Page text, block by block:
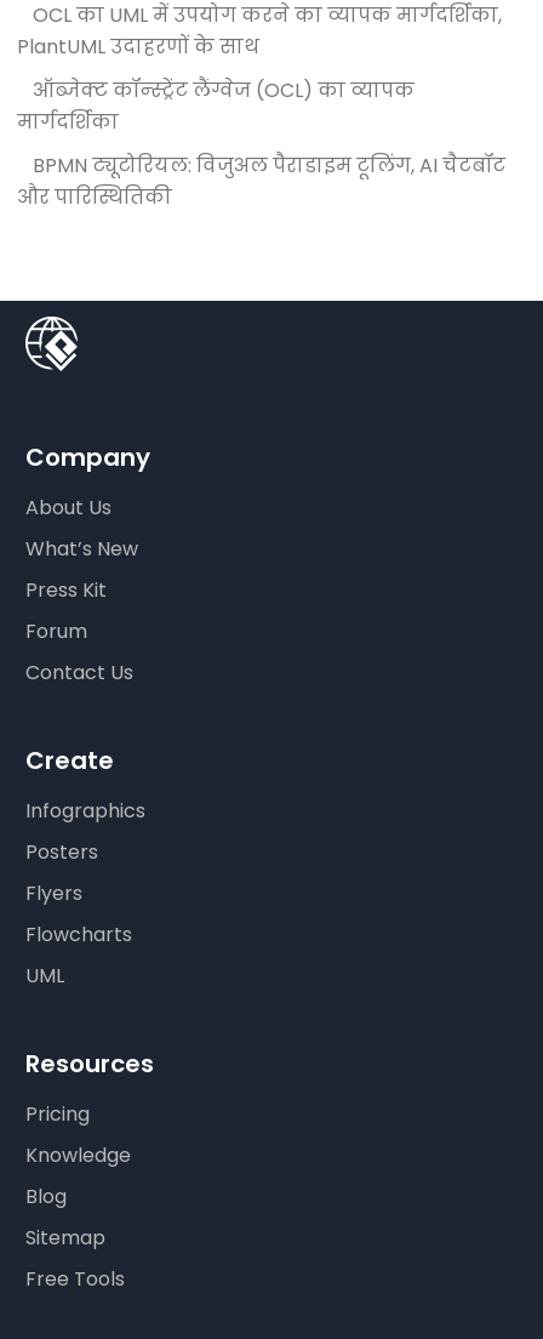
OCL का UML में उपयोग करने का व्यापक मार्गदर्शिका,
PlantUML उदाहरणों के साथ
ऑब्जेक्ट कॉन्स्ट्रेंट लैंग्वेज (OCL) का व्यापक
मार्गदर्शिका
BPMN ट्यूटोरियल: विजुअल पैराडाइम टूलिंग, AI चैटबॉट
और पारिस्थितिकी
Company
About Us
What’s New
Press Kit
Forum
Contact Us
Create
Infographics
Posters
Flyers
Flowcharts
UML
Resources
Pricing
Knowledge
Blog
Sitemap
Free Tools